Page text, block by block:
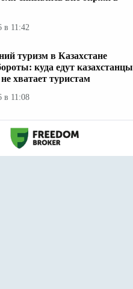
в 11:42
туризм в Казахстане
куда едут казахстанцы
хватает туристам
в 11:08